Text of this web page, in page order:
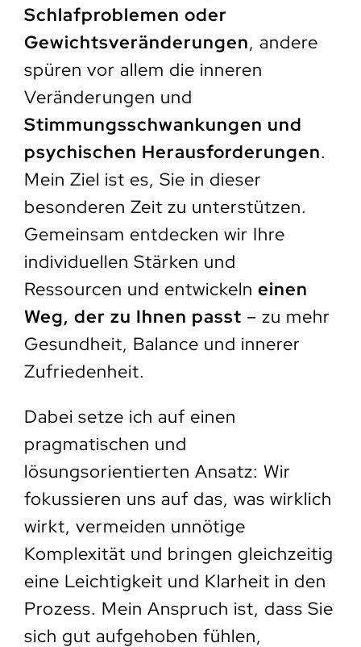
Schlafproblemen oder
Gewichtsveränderungen, andere
spüren vor allem die inneren
Veränderungen und
Stimmungsschwankungen und
psychischen Herausforderungen.
Mein Ziel ist es, Sie in dieser
besonderen Zeit zu unterstützen.
Gemeinsam entdecken wir Ihre
individuellen Stärken und
Ressourcen und entwickelneinen
Weg, der zu Ihnen passt – zu mehr
Gesundheit, Balance und innerer
Zufriedenheit.
Dabei setze ich auf einen
pragmatischen und
lösungsorientierten Ansatz: Wir
fokussieren uns auf das, was wirklich
wirkt, vermeiden unnötige
Komplexität und bringen gleichzeitig
eine Leichtigkeit und Klarheit in den
Prozess. Mein Anspruch ist, dass Sie
sich gut aufgehoben fühlen,